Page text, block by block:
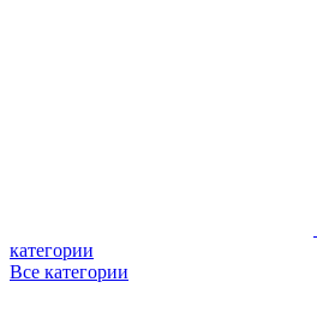
категории
Все категории